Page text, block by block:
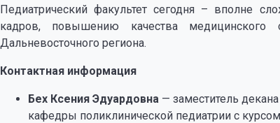
Педиатрический факультет сегодня – вполне
кадров, повышению качества медицинского
Дальневосточного региона.
Контактная информация
Бех Ксения Эдуардовна — заместитель
кафедры поликлинической педиатрии с